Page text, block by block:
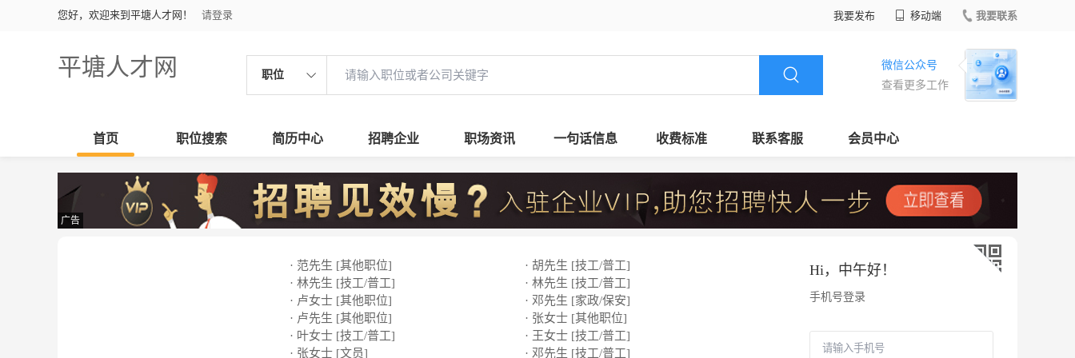
您好，欢迎来到平塘人才网！ 请登录 我要发布 移动端 我要联系
平塘人才网 职位
微信公众号
查看更多工作
首页 职位搜索 简历中心 招聘企业 职场资讯 一句话信息 收费标准 联系客服 会员中心
广告
· 范先生 [其他职位]
· 胡先生 [技工/普工]
· 林先生 [技工/普工]
· 林先生 [技工/普工]
· 卢女士 [其他职位]
· 邓先生 [家政/保安]
· 卢先生 [其他职位]
· 张女士 [其他职位]
· 叶女士 [技工/普工]
· 王女士 [技工/普工]
· 张女士 [文员]
· 邓先生 [技工/普工]
Hi， 中午好！
手机号登录